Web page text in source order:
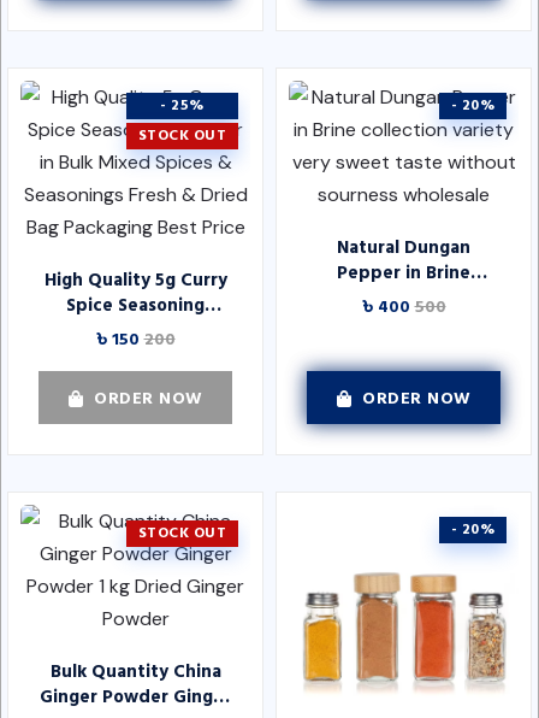
- 25%
STOCK OUT
High Quality 5g Curry
Spice Seasoning
Powder in Bulk Mixed
Fresh & Dried Bag
Packaging Best Price
৳ 150200
ORDER NOW
- 20%
Natural Dungan
Pepper in Brine
collection variety very
৳ 400500
ORDER NOW
STOCK OUT
Bulk Quantity China
Ginger Powder Ginger
- 20%